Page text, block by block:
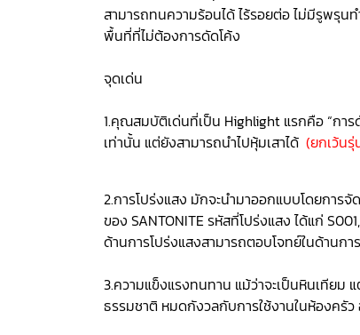
สามารถทนความร้อนได้ ไร้รอยต่อ ไม่มีรูพรุน
พื้นที่ที่ไม่ต้องการดัดโค้ง
จุดเด่น
1.คุณสมบัติเด่นที่เป็น Highlight แรกคือ “การ
เท่านั้น แต่ยังสามารถนำไปหุ้มเสาได้ (ยกเว้น
2.การโปร่งแสง มักจะนำมาออกแบบโดยการ
ของ SANTONITE รหัสที่โปร่งแสง ได้แก่
ด้านการโปร่งแสงสามารถตอบโจทย์ในด้านก
3.ความแข็งแรงทนทาน แม้ว่าจะเป็นหินเทียม
ธรรมชาติ หมดกังวลกับการใช้งานในห้องครัว